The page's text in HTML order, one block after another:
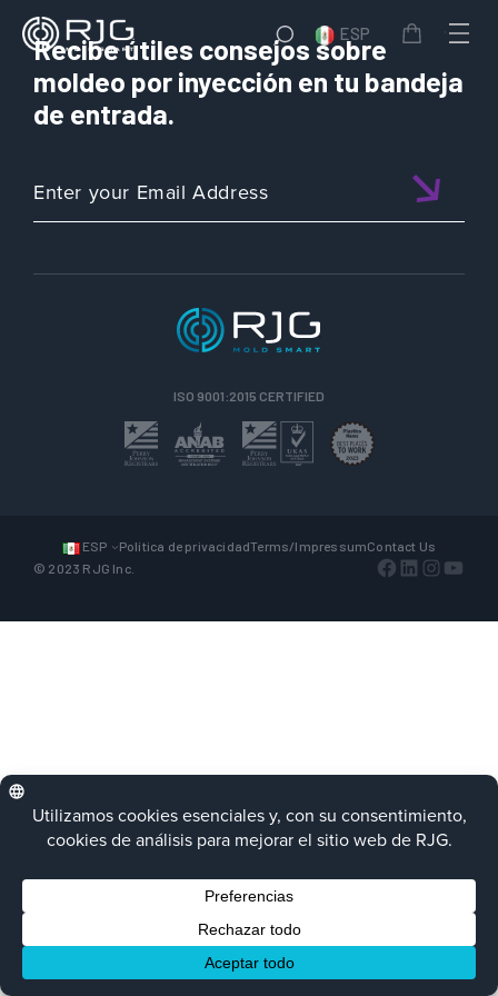
ESP
Recibe útiles consejos sobre
moldeo por inyección en tu bandeja
de entrada.
ISO 9001:2015 CERTIFIED
© 2023 RJG Inc.
ESP Política de privacidadTerms/ImpressumContact Us
Facebook
LinkedIn